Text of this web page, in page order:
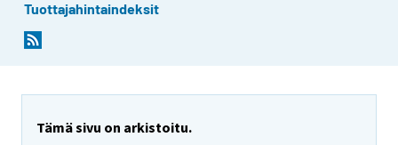
Tuottajahintaindeksit
Tämä sivu on arkistoitu.